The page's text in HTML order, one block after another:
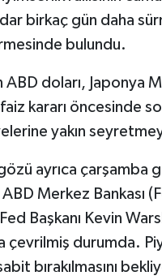
birkaç gün daha
bulundu.
doları, Japonya
faiz kararı öncesinde
yakın
ayrıca çarşamba
ABD Merkez Bankası
Başkanı Kevin
çevrilmiş durumda.
bırakılmasını